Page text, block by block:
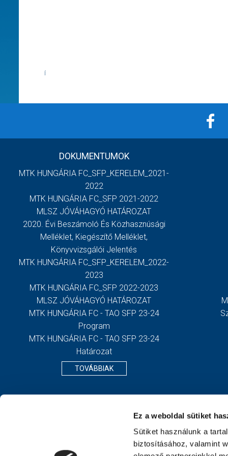
Ez a weboldal sütiket
Sütiket használunk a
biztosításához, valamint
DOKUMENTUMOK
MTK HUNGÁRIA FC_SFP_KERELEM_2021-
2022
MTK HUNGÁRIA FC_SFP 2021-2022
MLSZ JÓVÁHAGYÓ HATÁROZAT
2020. Évi Beszámoló És Közhasznúsági
Melléklet, Kiegészítő Melléklet,
Könyvvizsgálói Jelentés
MTK HUNGÁRIA FC_SFP_KERELEM_2022-
2023
MTK HUNGÁRIA FC_SFP 2022-2023
MLSZ JÓVÁHAGYÓ HATÁROZAT
MTK HUNGÁRIA FC - TAO SFP 23-24
Program
MTK HUNGÁRIA FC - TAO SFP 23-24
Határozat
TOVÁBBIAK